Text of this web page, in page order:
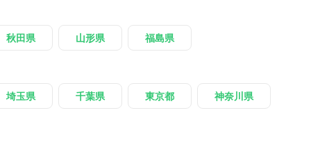
秋田県 山形県 福島県
埼玉県 千葉県 東京都 神奈川県